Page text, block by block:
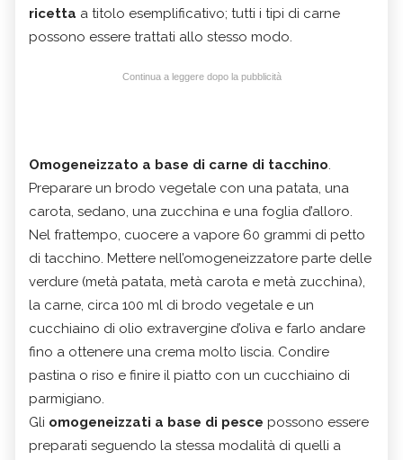
ricetta a titolo esemplificativo; tutti i tipi di carne
possono essere trattati allo stesso modo.
Continua a leggere dopo la pubblicità
Omogeneizzato a base di carne di tacchino.
Preparare un brodo vegetale con una patata, una
carota, sedano, una zucchina e una foglia d’alloro.
Nel frattempo, cuocere a vapore 60 grammi di petto
di tacchino. Mettere nell’omogeneizzatore parte delle
verdure (metà patata, metà carota e metà zucchina),
la carne, circa 100 ml di brodo vegetale e un
cucchiaino di olio extravergine d’oliva e farlo andare
fino a ottenere una crema molto liscia. Condire
pastina o riso e finire il piatto con un cucchiaino di
parmigiano.
Gli omogeneizzati a base di pesce possono essere
preparati seguendo la stessa modalità di quelli a